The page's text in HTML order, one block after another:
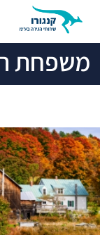
משפחת